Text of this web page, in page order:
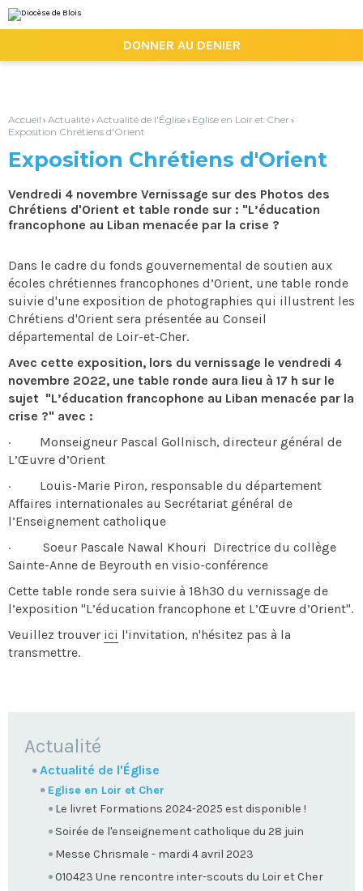
au
contenu.
la
personnels
DONNER AU DENIER
Accueil › Actualité› Actualité de l'Église› Eglise en Loir et Cher›
Exposition Chrétiens d'Orient
Exposition Chrétiens d'Orient
Vendredi 4 novembre Vernissage sur des Photos des
Chrétiens d'Orient et table ronde sur : "L’éducation
francophone au Liban menacée par la crise ?
Dans le cadre du fonds gouvernemental de soutien aux
écoles chrétiennes francophones d’Orient, une table ronde
suivie d'une exposition de photographies qui illustrent les
Chrétiens d'Orient sera présentée au Conseil
départemental de Loir-et-Cher.
Avec cette exposition, lors du vernissage le vendredi 4
novembre 2022, une table ronde aura lieu à 17 h sur le
sujet "L’éducation francophone au Liban menacée par la
crise ?" avec :
· Monseigneur Pascal Gollnisch, directeur général de
L’Œuvre d’Orient
· Louis-Marie Piron, responsable du département
Affaires internationales au Secrétariat général de
l’Enseignement catholique
· Soeur Pascale Nawal Khouri Directrice du collège
Sainte-Anne de Beyrouth en visio-conférence
Cette table ronde sera suivie à 18h30 du vernissage de
l’exposition "L’éducation francophone et L’Œuvre d’Orient".
Veuillez trouver ici l'invitation, n'hésitez pas à la
transmettre.
NAVIGATION
Actualité
Actualité de l'Église
Eglise en Loir et Cher
Le livret Formations 2024-2025 est disponible !
Soirée de l'enseignement catholique du 28 juin
Messe Chrismale - mardi 4 avril 2023
010423 Une rencontre inter-scouts du Loir et Cher